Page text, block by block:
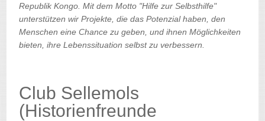
Republik Kongo. Mit dem Motto "Hilfe zur Selbsthilfe"
unterstützen wir Projekte, die das Potenzial haben, den
Menschen eine Chance zu geben, und ihnen Möglichkeiten
bieten, ihre Lebenssituation selbst zu verbessern.
Club Sellemols
(Historienfreunde